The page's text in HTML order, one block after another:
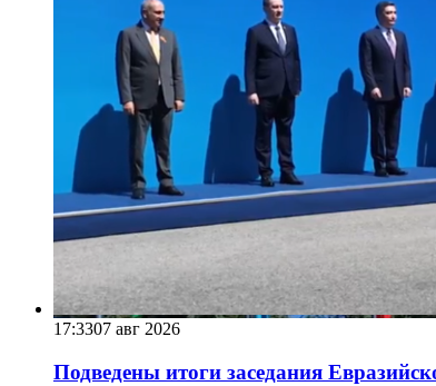
17:3307 авг 2026
Подведены итоги заседания